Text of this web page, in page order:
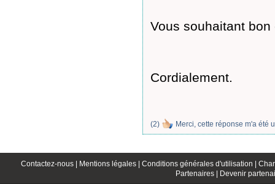
Vous souhaitant
Cordialement.
(2) Merci, cette réponse m'a été
Contactez-nous | Mentions légales | Conditions générales d'utilisation |
Partenaires |
Devenir